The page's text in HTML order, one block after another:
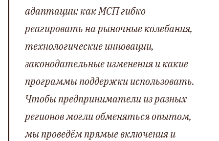
адаптации: как МСП гибко
реагировать на рыночные колебания,
технологические инновации,
законодательные изменения и какие
программы поддержки использовать.
Чтобы предприниматели из разных
регионов могли обменяться опытом,
мы проведём прямые включения и